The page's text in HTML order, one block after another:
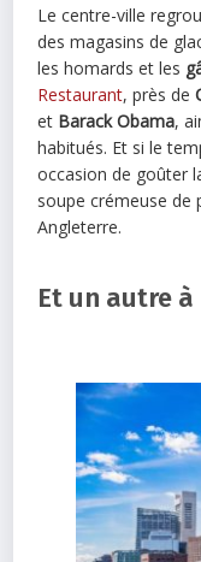
Le centre-ville
des magasins de
les homards et les
Restaurant, près de
et Barack Obama,
habitués. Et si le
occasion de goûter
soupe crémeuse de
Angleterre.
Et un autre